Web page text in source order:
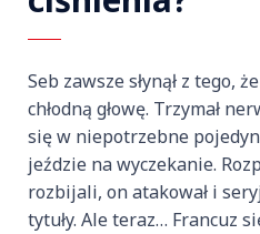
Seb zawsze słynął z tego,
chłodną głowę. Trzymał
się w niepotrzebne
jeździe na wyczekanie.
rozbijali, on atakował i
tytuły. Ale teraz… Francuz